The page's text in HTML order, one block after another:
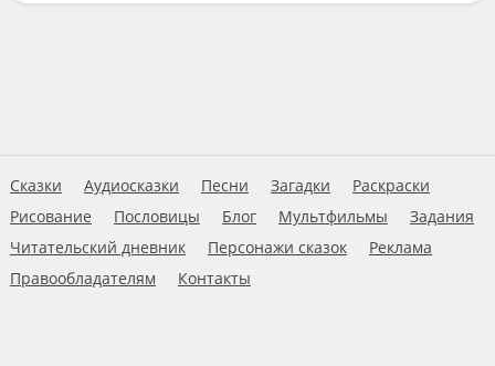
Сказки Аудиосказки Песни Загадки
Раскраски
Рисование
Пословицы Блог Мультфильмы
Задания
Читательский дневник
Персонажи сказок
Реклама
Правообладателям
Контакты